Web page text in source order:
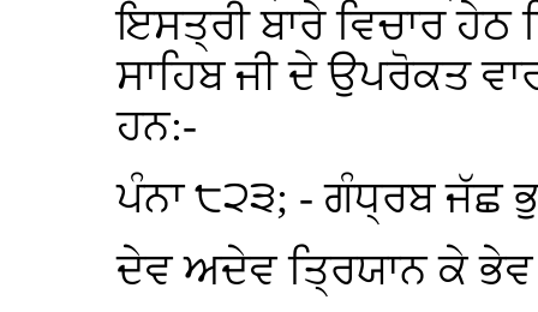
ਇਸਤ੍ਰੀ ਬਾਰੇ ਵਿਚਾਰ
ਸਾਹਿਬ ਜੀ ਦੇ ਉਪਰੋਕਤ
ਹਨ:-
ਪੰਨਾ ੮੨੩; - ਗੰਧ੍ਰਬ ਜੱਛ
ਦੇਵ ਅਦੇਵ ਤ੍ਰਿਯਾਨ ਕੇ ਭੇਵ